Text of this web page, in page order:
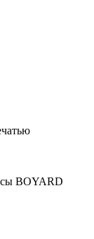
BOYARD